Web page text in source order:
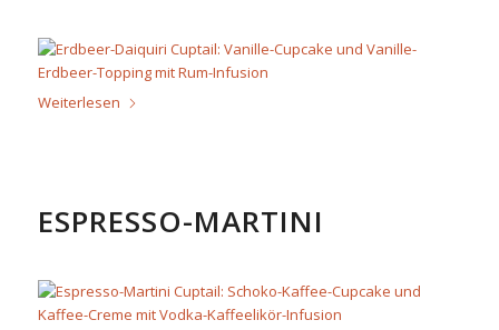
Weiterlesen
ESPRESSO-MARTINI